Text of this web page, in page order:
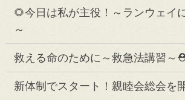
🌻今日は私が主役！～ランウェイ
～
救える命のために～救急法講習～
新体制でスタート！親睦会総会を